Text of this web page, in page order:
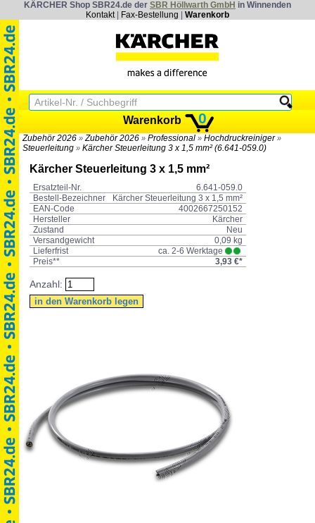
KÄRCHER Shop SBR24.de der SBR Höllwarth GmbH in Winnenden
Kontakt| Fax-Bestellung Warenkorb
Warenkorb 0
Zubehör 2026 » Zubehör 2026 » Professional » Hochdruckreiniger»
Steuerleitung » Kärcher Steuerleitung 3 x 1,5 mm² (6.641-059.0)
Kärcher Steuerleitung 3 x 1,5 mm²
Ersatzteil-Nr.
6.641-059.0
Bestell-Bezeichner
Kärcher Steuerleitung 3 x 1,5 mm²
EAN-Code
4002667250152
Hersteller
Kärcher
Zustand
Neu
Versandgewicht
0,09 kg
Lieferfrist
ca. 2-6 Werktage
Preis**
3,93 €*
Anzahl: